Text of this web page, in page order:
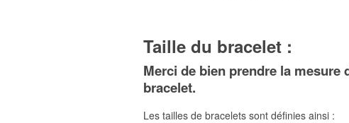
Taille du bracelet :
Merci de bien prendre la mesure
bracelet.
Les tailles de bracelets sont définies ainsi :